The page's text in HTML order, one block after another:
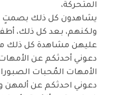
المتحركة،
يشاهدون كل ذلك بصمتٍ
ولكنهم، بعد كل ذلك،
عليهن مشاهدة كل ذلك
دعوني أحدثكم عن
الأمهات المُحبات
دعوني احدثكم عن ألمهن